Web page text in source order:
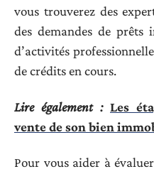
vous trouverez des
des demandes de prêts
d’activités
de crédits en cours.
Lire également : Les
vente de son bien
Pour vous aider à